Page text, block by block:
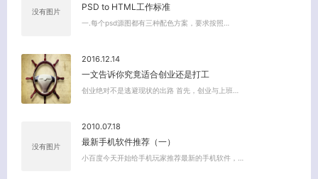
没有图片 PSD to HTML工作标准
一.每个psd源图都有三种配色方案，要求按照…
2016.12.14
一文告诉你究竟适合创业还是打工
创业绝对不是逃避现状的出路 首先，创业与上班…
没有图片
2010.07.18
最新手机软件推荐（一）
小百度今天开始给手机玩家推荐最新的手机软件，…